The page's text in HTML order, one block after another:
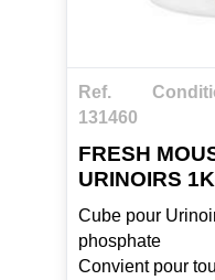
Ref.
131460
FRESH
URINOIRS
Cube pour
phosphate
Convient pour